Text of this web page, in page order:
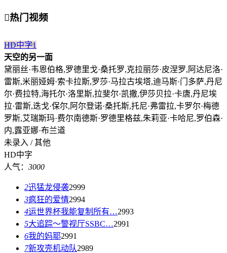
热门视频
HD中字1
天空的另一面
黛丽丝·韦恩伯格,罗德里戈·桑托罗,克拉丽莎·皮涅罗,阿达尼洛·
雷斯,米丽娅姆·索卡拉斯,罗莎·马拉古埃塔,迪马斯·门多萨,丹尼
尔·费拉特,海托尔·洛里斯,拉斐尔·凯撒,伊莎贝拉·卡唐,丹尼埃
拉·雷斯,迭戈·保尔,阿尔登诺·桑托斯,托尼·弗雷拉,卡罗尔·梅德
罗斯,艾瑞斯玛·费尔南德斯·罗德里格兹,朱莉亚·卡哈尼,罗伯森·
内,露亚娜·布兰道
未录入 / 其他
HD中字
人气： 3000
2迅猛龙侵袭2999
3疯狂的爱情2994
4运世界杯我能复制所有…2993
5大追踪〜警视厅SSBC…2991
6我的妈耶2991
7新攻壳机动队2989